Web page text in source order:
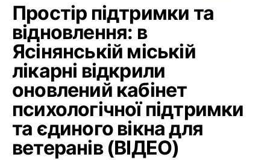
Простір підтримки та
відновлення: в
Ясінянській міській
лікарні відкрили
оновлений кабінет
психологічної підтримки
та єдиного вікна для
ветеранів (ВІДЕО)